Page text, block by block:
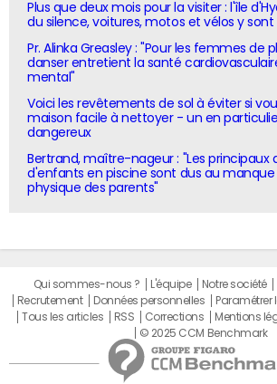
Plus que deux mois pour la visiter : l'île
du silence, voitures, motos et vélos y sont
Pr. Alinka Greasley : "Pour les femmes de
danser entretient la santé
mental"
Voici les revêtements de sol à éviter si
maison facile à nettoyer - un en
dangereux
Bertrand, maître-nageur : "Les principaux
d'enfants en piscine sont dus au
physique des parents"
Qui sommes-nous ? L'équipe Notre société
Recrutement
Données personnelles Paramétrer
Tous les articles
RSS Corrections Mentions
© 2025 CCM Benchmark